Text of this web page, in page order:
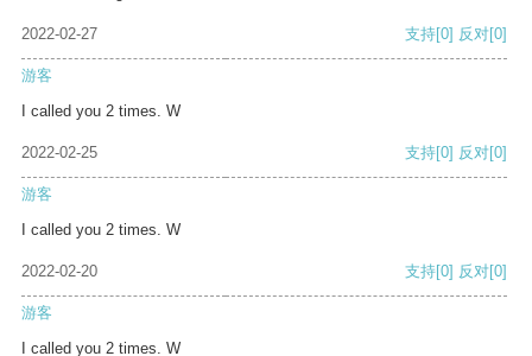
2022-02-27 支持[0] 反对[0]
游客
I called you 2 times. W
2022-02-25 支持[0] 反对[0]
游客
I called you 2 times. W
2022-02-20 支持[0] 反对[0]
游客
I called you 2 times. W